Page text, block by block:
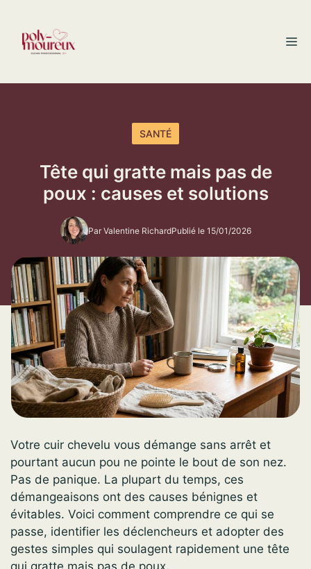
contenu
SANTÉ
Tête qui gratte mais pas de
poux : causes et solutions
Par Valentine RichardPublié le 15/01/2026
Votre cuir chevelu vous démange sans arrêt et
pourtant aucun pou ne pointe le bout de son nez.
Pas de panique. La plupart du temps, ces
démangeaisons ont des causes bénignes et
évitables. Voici comment comprendre ce qui se
passe, identifier les déclencheurs et adopter des
gestes simples qui soulagent rapidement une tête